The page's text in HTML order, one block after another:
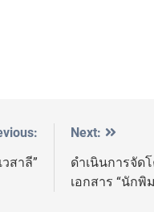
สาลี”
Next:
ดำเนินการจัด
เอกสาร “นักพิ